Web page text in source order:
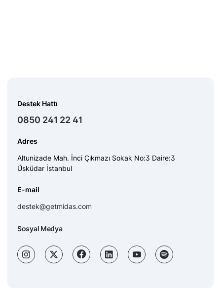
Destek Hattı
0850 241 22 41
Adres
Altunizade Mah. İnci Çıkmazı Sokak No:3 Daire:3
Üsküdar İstanbul
E-mail
destek@getmidas.com
Sosyal Medya